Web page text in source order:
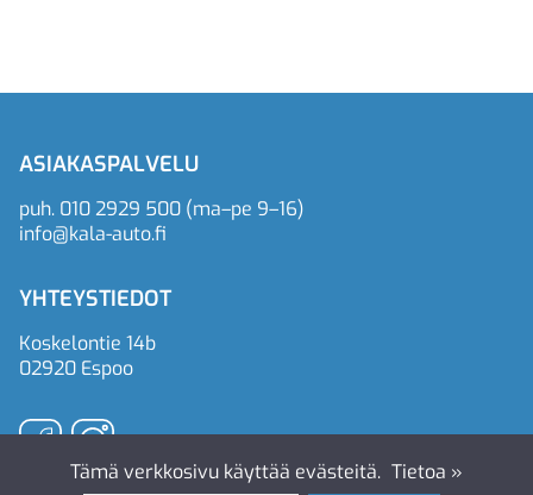
ASIAKASPALVELU
puh. 010 2929 500 (ma–pe 9–16)
info@kala-auto.fi
YHTEYSTIEDOT
Koskelontie 14b
02920 Espoo
Tämä verkkosivu käyttää evästeitä. Tietoa »